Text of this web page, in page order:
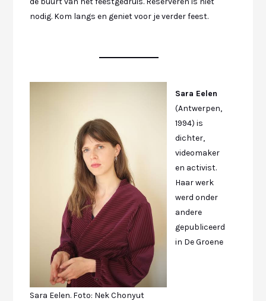
nodig. Kom langs en geniet voor je verder feest.
Sara Eelen. Foto: Nek Chonyut
Sara Eelen
(Antwerpen,
1994) is
dichter,
videomaker
en activist.
Haar werk
werd onder
andere
gepubliceerd
in De Groene